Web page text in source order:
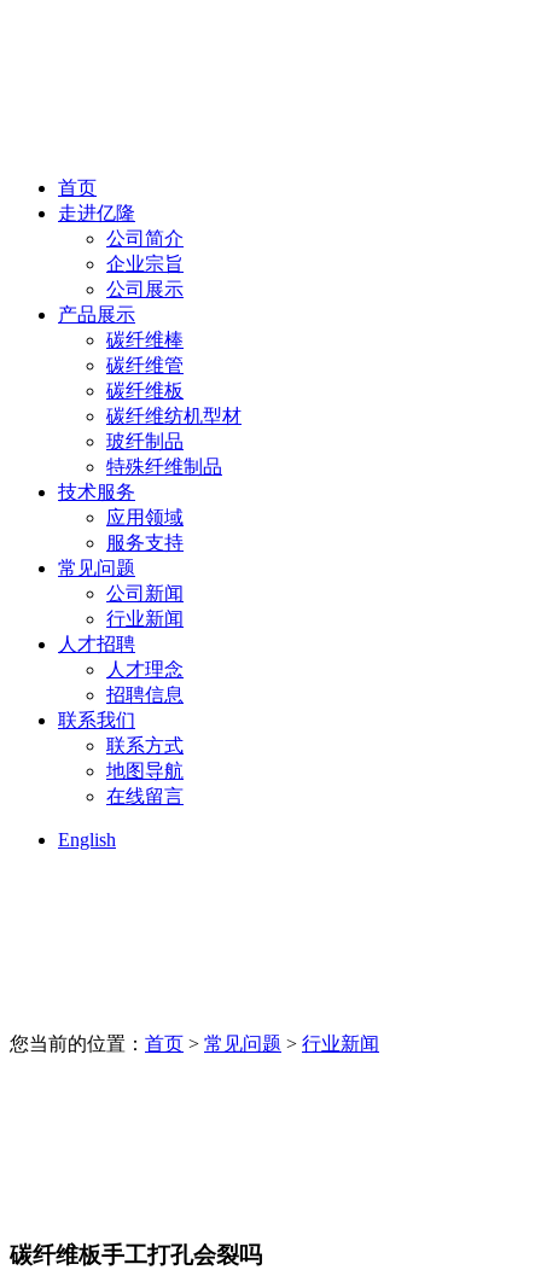
首页
走进亿隆
公司简介
企业宗旨
公司展示
产品展示
碳纤维棒
碳纤维管
碳纤维板
碳纤维纺机型材
玻纤制品
特殊纤维制品
技术服务
应用领域
服务支持
常见问题
公司新闻
行业新闻
人才招聘
人才理念
招聘信息
联系我们
联系方式
地图导航
在线留言
English
您当前的位置： 首页 > 常见问题 > 行业新闻
碳纤维板手工打孔会裂吗